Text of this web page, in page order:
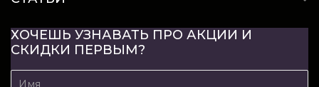
ХОЧЕШЬ УЗНАВАТЬ ПРО АКЦИИ И
СКИДКИ ПЕРВЫМ?